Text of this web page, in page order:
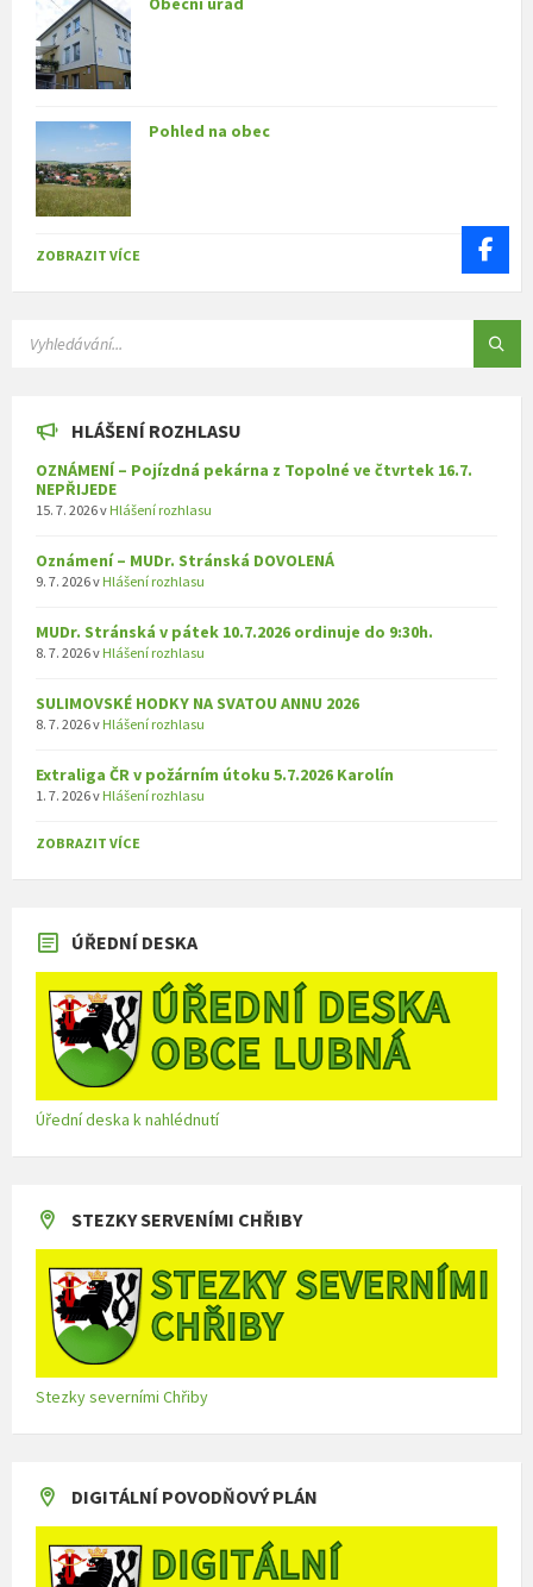
Pohled na obec
ZOBRAZIT VÍCE
HLÁŠENÍ ROZHLASU
OZNÁMENÍ – Pojízdná pekárna z Topolné ve čtvrtek 16.7.
NEPŘIJEDE
15. 7. 2026v Hlášení rozhlasu
Oznámení – MUDr. Stránská DOVOLENÁ
9. 7. 2026v Hlášení rozhlasu
MUDr. Stránská v pátek 10.7.2026 ordinuje do 9:30h.
8. 7. 2026v Hlášení rozhlasu
SULIMOVSKÉ HODKY NA SVATOU ANNU 2026
8. 7. 2026v Hlášení rozhlasu
Extraliga ČR v požárním útoku 5.7.2026 Karolín
1. 7. 2026v Hlášení rozhlasu
ZOBRAZIT VÍCE
ÚŘEDNÍ DESKA
Úřední deska k nahlédnutí
STEZKY SERVENÍMI CHŘIBY
Stezky severními Chřiby
DIGITÁLNÍ POVODŇOVÝ PLÁN